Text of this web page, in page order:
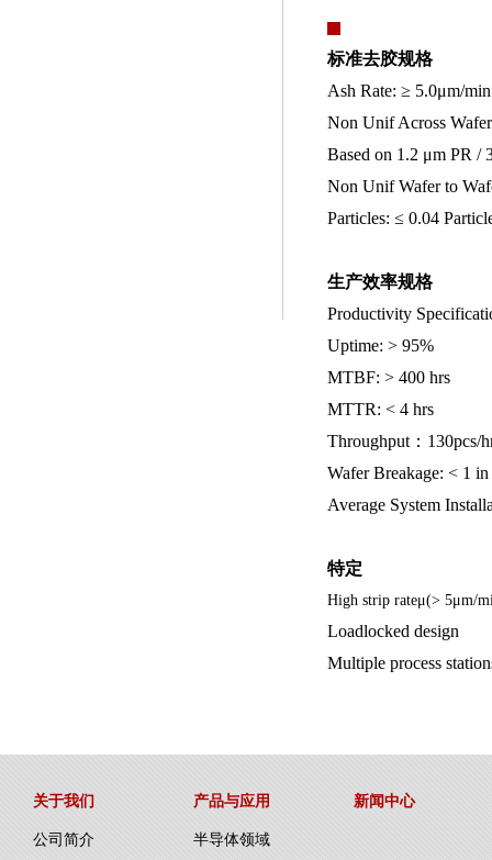
标准去胶规格
Ash Rate: ≥ 5.0μm/min
Non Unif Across
Based on 1.2 μm PR /
Non Unif Wafer to
Particles: ≤ 0.04
生产效率规格
Productivity
Uptime: > 95%
MTBF: > 400 hrs
MTTR: < 4 hrs
Throughput：130pcs/
Wafer Breakage: < 1
Average System
特定
High strip rateμ(> 5μm/
Loadlocked design
Multiple process
关于我们
公司简介
产品与应用
半导体领域
新闻中心